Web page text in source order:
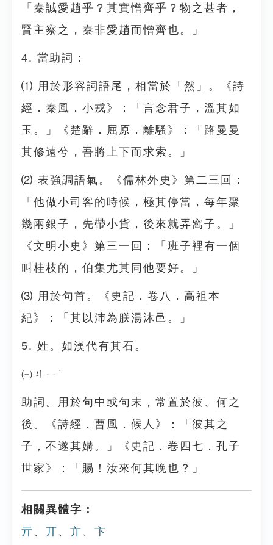
「秦誠愛趙乎？其實憎齊乎？物之甚者，
賢主察之，秦非愛趙而憎齊也。」
4. 當助詞：
⑴ 用於形容詞語尾，相當於「然」。《詩
經．秦風．小戎》：「言念君子，溫其如
玉。」《楚辭．屈原．離騷》：「路曼曼
其修遠兮，吾將上下而求索。」
⑵ 表強調語氣。《儒林外史》第二三回：
「他做小司客的時候，極其停當，每年聚
幾兩銀子，先帶小貨，後來就弄窩子。」
《文明小史》第三一回：「班子裡有一個
叫桂枝的，伯集尤其同他要好。」
⑶ 用於句首。《史記．卷八．高祖本
紀》：「其以沛為朕湯沐邑。」
5. 姓。如漢代有其石。
㈢ㄐㄧˋ
助詞。用於句中或句末，常置於彼、何之
後。《詩經．曹風．候人》：「彼其之
子，不遂其媾。」《史記．卷四七．孔子
世家》：「賜！汝來何其晚也？」
相關異體字：
亓 、 丌 、 亣 、 卞